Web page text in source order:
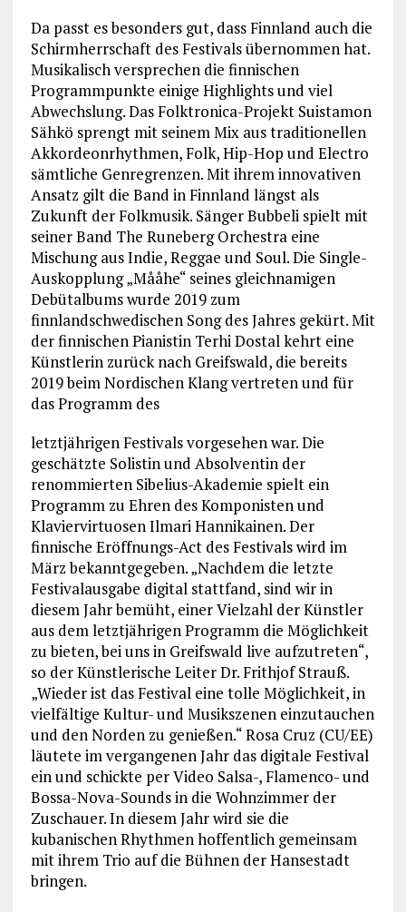
Da passt es besonders gut, dass Finnland auch die
Schirmherrschaft des Festivals übernommen hat.
Musikalisch versprechen die finnischen
Programmpunkte einige Highlights und viel
Abwechslung. Das Folktronica-Projekt Suistamon
Sähkö sprengt mit seinem Mix aus traditionellen
Akkordeonrhythmen, Folk, Hip-Hop und Electro
sämtliche Genregrenzen. Mit ihrem innovativen
Ansatz gilt die Band in Finnland längst als
Zukunft der Folkmusik. Sänger Bubbeli spielt mit
seiner Band The Runeberg Orchestra eine
Mischung aus Indie, Reggae und Soul. Die Single-
Auskopplung „Mååhe“ seines gleichnamigen
Debütalbums wurde 2019 zum
finnlandschwedischen Song des Jahres gekürt. Mit
der finnischen Pianistin Terhi Dostal kehrt eine
Künstlerin zurück nach Greifswald, die bereits
2019 beim Nordischen Klang vertreten und für
das Programm des
letztjährigen Festivals vorgesehen war. Die
geschätzte Solistin und Absolventin der
renommierten Sibelius-Akademie spielt ein
Programm zu Ehren des Komponisten und
Klaviervirtuosen Ilmari Hannikainen. Der
finnische Eröffnungs-Act des Festivals wird im
März bekanntgegeben. „Nachdem die letzte
Festivalausgabe digital stattfand, sind wir in
diesem Jahr bemüht, einer Vielzahl der Künstler
aus dem letztjährigen Programm die Möglichkeit
zu bieten, bei uns in Greifswald live aufzutreten“,
so der Künstlerische Leiter Dr. Frithjof Strauß.
„Wieder ist das Festival eine tolle Möglichkeit, in
vielfältige Kultur- und Musikszenen einzutauchen
und den Norden zu genießen.“ Rosa Cruz (CU/EE)
läutete im vergangenen Jahr das digitale Festival
ein und schickte per Video Salsa-, Flamenco- und
Bossa-Nova-Sounds in die Wohnzimmer der
Zuschauer. In diesem Jahr wird sie die
kubanischen Rhythmen hoffentlich gemeinsam
mit ihrem Trio auf die Bühnen der Hansestadt
bringen.